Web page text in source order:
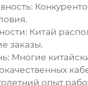
Китай
заказы.
Многие
опыт